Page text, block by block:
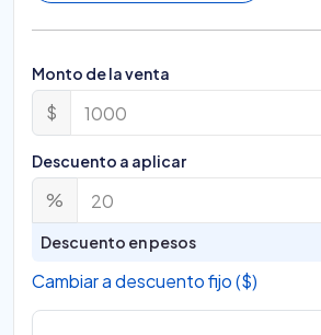
Monto de la venta
$
Descuento a aplicar
%
Descuento en pesos
Cambiar a descuento fijo ($)